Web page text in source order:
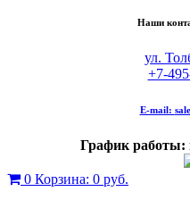
Наши
ул.
+7-
E-mail:
График работы:
0 Корзина: 0 руб.